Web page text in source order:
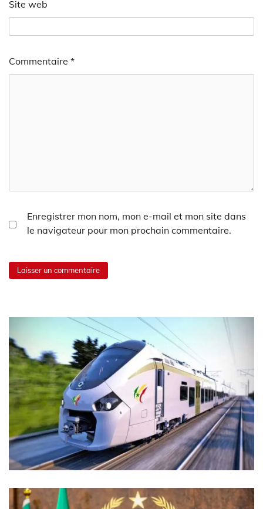
Site web
Commentaire *
Enregistrer mon nom, mon e-mail et mon site dans
le navigateur pour mon prochain commentaire.